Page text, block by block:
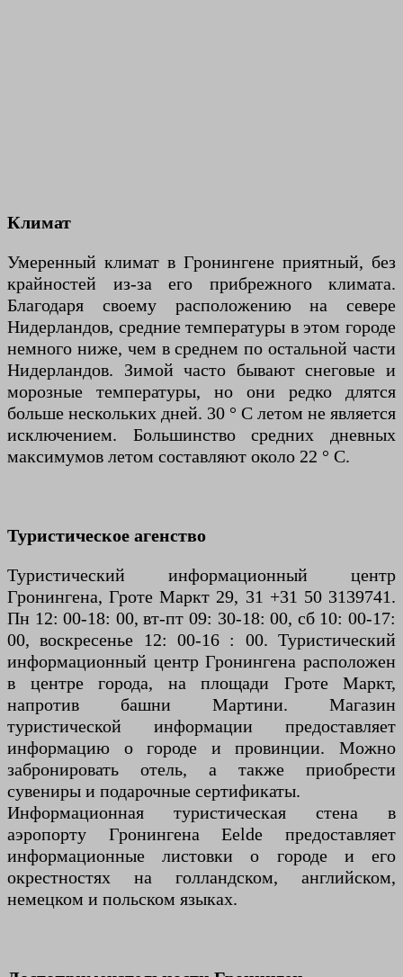
Климат
Умеренный климат в Гронингене приятный, без
крайностей из-за его прибрежного климата.
Благодаря своему расположению на севере
Нидерландов, средние температуры в этом городе
немного ниже, чем в среднем по остальной части
Нидерландов. Зимой часто бывают снеговые и
морозные температуры, но они редко длятся
больше нескольких дней. 30 ° C летом не является
исключением. Большинство средних дневных
максимумов летом составляют около 22 ° C.
Туристическое агенство
Туристический информационный центр
Гронингена, Гроте Маркт 29, 31 +31 50 3139741.
Пн 12: 00-18: 00, вт-пт 09: 30-18: 00, сб 10: 00-17:
00, воскресенье 12: 00-16 : 00. Туристический
информационный центр Гронингена расположен
в центре города, на площади Гроте Маркт,
напротив башни Мартини. Магазин
туристической информации предоставляет
информацию о городе и провинции. Можно
забронировать отель, а также приобрести
сувениры и подарочные сертификаты.
Информационная туристическая стена в
аэропорту Гронингена Eelde предоставляет
информационные листовки о городе и его
окрестностях на голландском, английском,
немецком и польском языках.